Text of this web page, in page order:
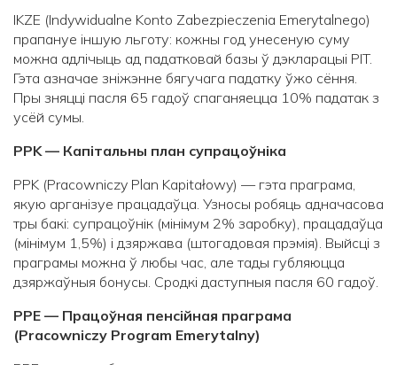
IKZE (Indywidualne Konto Zabezpieczenia Emerytalnego)
прапануе іншую льготу: кожны год унесеную суму
можна адлічыць ад падатковай базы ў дэкларацыі PIT.
Гэта азначае зніжэнне бягучага падатку ўжо сёння.
Пры зняцці пасля 65 гадоў спаганяецца 10% падатак з
усёй сумы.
PPK — Капітальны план супрацоўніка
PPK (Pracowniczy Plan Kapitałowy) — гэта праграма,
якую арганізуе працадаўца. Узносы робяць адначасова
тры бакі: супрацоўнік (мінімум 2% заробку), працадаўца
(мінімум 1,5%) і дзяржава (штогадовая прэмія). Выйсці з
праграмы можна ў любы час, але тады губляюцца
дзяржаўныя бонусы. Сродкі даступныя пасля 60 гадоў.
PPE — Працоўная пенсійная праграма
(Pracowniczy Program Emerytalny)